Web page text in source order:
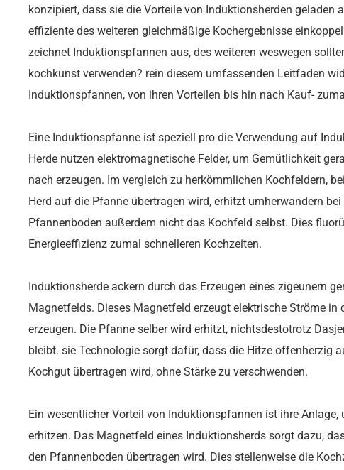
konzipiert, dass sie die Vorteile von Induktionsherden geladen
effiziente des weiteren gleichmäßige Kochergebnisse
zeichnet Induktionspfannen aus, des weiteren weswegen
kochkunst verwenden? rein diesem umfassenden Leitfaden
Induktionspfannen, von ihren Vorteilen bis hin nach Kauf-
Eine Induktionspfanne ist speziell pro die Verwendung auf
Herde nutzen elektromagnetische Felder, um Gemütlichkeit
nach erzeugen. Im vergleich zu herkömmlichen Kochfeldern,
Herd auf die Pfanne übertragen wird, erhitzt umherwandern
Pfannenboden außerdem nicht das Kochfeld selbst. Dies
Energieeffizienz zumal schnelleren Kochzeiten.
Induktionsherde ackern durch das Erzeugen eines zigeunern
Magnetfelds. Dieses Magnetfeld erzeugt elektrische Ströme in
erzeugen. Die Pfanne selber wird erhitzt, nichtsdestotrotz
bleibt. sie Technologie sorgt dafür, dass die Hitze offenherzig
Kochgut übertragen wird, ohne Stärke zu verschwenden.
Ein wesentlicher Vorteil von Induktionspfannen ist ihre Anlage,
erhitzen. Das Magnetfeld eines Induktionsherds sorgt dazu,
den Pfannenboden übertragen wird. Dies stellenweise die